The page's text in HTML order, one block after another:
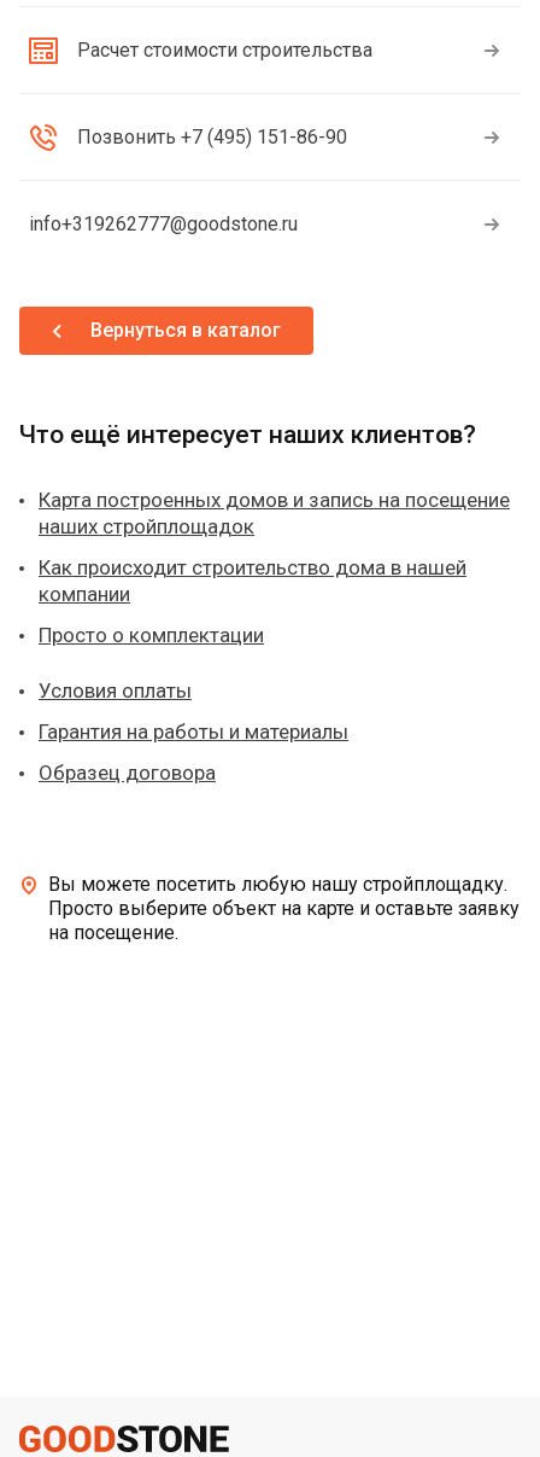
Расчет стоимости строительства
Позвонить +7 (495) 151-86-90
info+319262777@goodstone.ru
Вернуться в каталог
Что ещё интересует наших клиентов?
Карта построенных домов и запись на посещение
наших стройплощадок
Как происходит строительство дома в нашей
компании
Просто о комплектации
Условия оплаты
Гарантия на работы и материалы
Образец договора
Вы можете посетить любую нашу стройплощадку.
Просто выберите объект на карте и оставьте заявку
на посещение.